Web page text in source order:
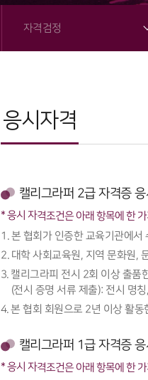
자격검정
응시자격
캘리그라퍼 2급 자격증
* 응시 자격조건은 아래 항목에 한
본 협회가 인증한 교육기관에서
대학 사회교육원, 지역 문화원,
캘리그라피 전시 2회 이상 출품
(전시 증명 서류 제출): 전시 명
본 협회 회원으로 2년 이상 활동
캘리그라퍼 1급 자격증
* 응시 자격조건은 아래 항목에 한